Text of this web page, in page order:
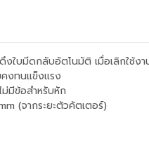
ใบมีดกลับอัตโนมัติ เมื่อเลิกใช้งา
คงทนแข็งแรง
มีข้อสำหรับหัก
(จากระยะตัวคัตเตอร์)